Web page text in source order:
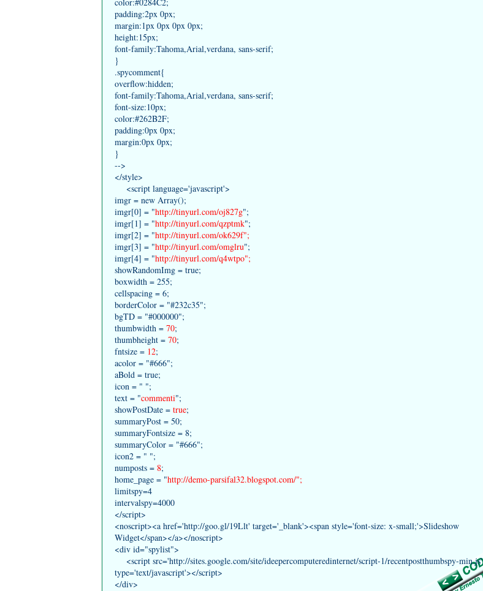
padding:2px 0px;
margin:1px 0px 0px 0px;
height:15px;
font-family:Tahoma,Arial,verdana, sans-serif;
}
.spycomment{
overflow:hidden;
font-family:Tahoma,Arial,verdana, sans-serif;
font-size:10px;
color:#262B2F;
padding:0px 0px;
margin:0px 0px;
}
-->
</style>
<script language='javascript'>
imgr = new Array();
imgr[0] = "http://tinyurl.com/oj827g";
imgr[1] = "http://tinyurl.com/qzptmk";
imgr[2] = "http://tinyurl.com/ok629f";
imgr[3] = "http://tinyurl.com/omglru";
imgr[4] = "http://tinyurl.com/q4wtpo";
showRandomImg = true;
boxwidth = 255;
cellspacing = 6;
borderColor = "#232c35";
bgTD = "#000000";
thumbwidth = 70;
thumbheight = 70;
fntsize = 12;
acolor = "#666";
aBold = true;
icon = " ";
text = "commenti";
showPostDate = true;
summaryPost = 50;
summaryFontsize = 8;
summaryColor = "#666";
icon2 = " ";
numposts = 8;
home_page = "http://demo-parsifal32.blogspot.com/";
limitspy=4
intervalspy=4000
</script>
<noscript><a href='http://goo.gl/19Llt' target='_blank'><span style='font-size: x-small;'>Slideshow
Widget</span></a></noscript>
<div id="spylist">
<script src='http://sites.google.com/site/ideepercomputeredinternet/script-1/recentpostthumbspy-min.js'
type='text/javascript'></script>
</div>